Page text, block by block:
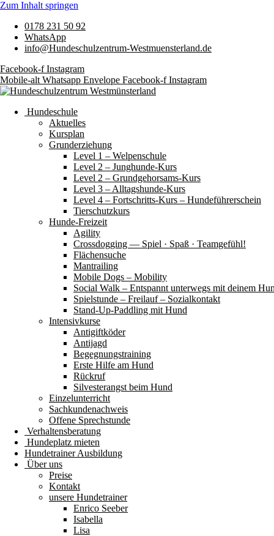
Zum Inhalt springen
0178 231 50 92
WhatsApp
info@Hundeschulzentrum-Westmuensterland.de
Facebook-f Instagram
Mobile-alt Whatsapp Envelope Facebook-f Instagram
Hundeschule
Aktuelles
Kursplan
Grunderziehung
Level 1 – Welpenschule
Level 2 – Junghunde-Kurs
Level 2 – Grundgehorsams-Kurs
Level 3 – Alltagshunde-Kurs
Level 4 – Fortschritts-Kurs – Hundeführerschein
Tierschutzkurs
Hunde-Freizeit
Agility
Crossdogging — Spiel · Spaß · Teamgefühl!
Flächensuche
Mantrailing
Mobile Dogs – Mobility
Social Walk – Entspannt unterwegs mit deinem
Spielstunde – Freilauf – Sozialkontakt
Stand-Up-Paddling mit Hund
Intensivkurse
Antigiftköder
Antijagd
Begegnungstraining
Erste Hilfe am Hund
Rückruf
Silvesterangst beim Hund
Einzelunterricht
Sachkundenachweis
Offene Sprechstunde
Verhaltensberatung
Hundeplatz mieten
Hundetrainer Ausbildung
Über uns
Preise
Kontakt
unsere Hundetrainer
Enrico Seeber
Isabella
Lisa